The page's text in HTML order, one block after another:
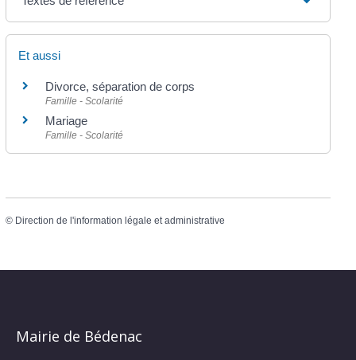
Et aussi
Divorce, séparation de corps
Famille - Scolarité
Mariage
Famille - Scolarité
© Direction de l'information légale et administrative
Mairie de Bédenac